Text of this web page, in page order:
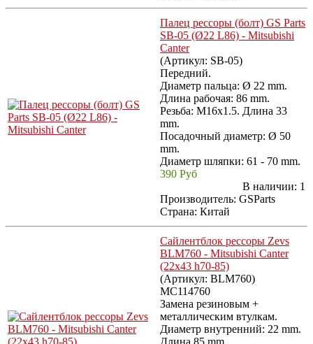
Палец рессоры (болт) GS Parts
SB-05 (Ø22 L86) - Mitsubishi
Canter
(Артикул: SB-05)
Передний.
Диаметр пальца: Ø 22 mm.
Длина рабочая: 86 mm.
Резьба: M16x1.5. Длина 33
mm.
Посадочный диаметр: Ø 50
mm.
Диаметр шляпки: 61 - 70 mm.
390 Руб
В наличии: 1
Производитель: GSParts
Страна: Китай
Сайлентблок рессоры Zevs
BLM760 - Mitsubishi Canter
(22x43 h70-85)
(Артикул: BLM760)
MC114760
Замена резиновым +
металлическим втулкам.
Диаметр внутренний: 22 mm.
Длина 85 mm.